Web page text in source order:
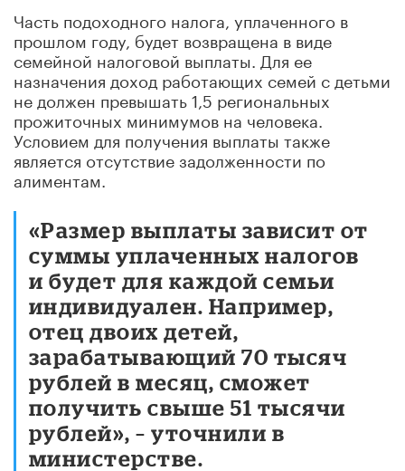
Часть подоходного налога, уплаченного в
прошлом году, будет возвращена в виде
семейной налоговой выплаты. Для ее
назначения доход работающих семей с детьми
не должен превышать 1,5 региональных
прожиточных минимумов на человека.
Условием для получения выплаты также
является отсутствие задолженности по
алиментам.
«Размер выплаты зависит от
суммы уплаченных налогов
и будет для каждой семьи
индивидуален. Например,
отец двоих детей,
зарабатывающий 70 тысяч
рублей в месяц, сможет
получить свыше 51 тысячи
рублей», – уточнили в
министерстве.